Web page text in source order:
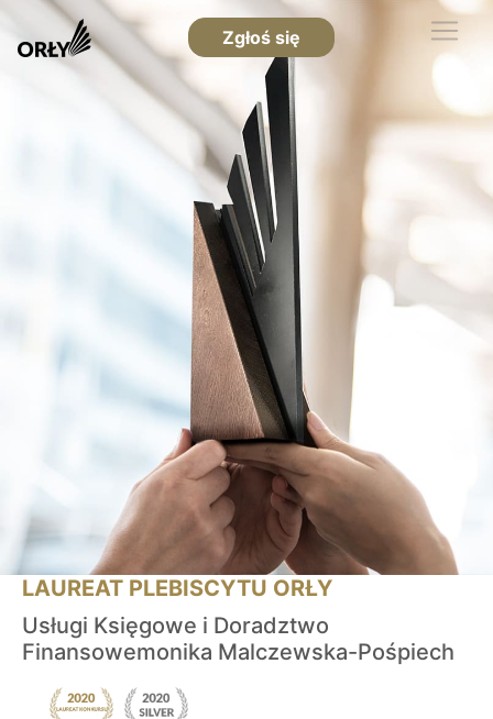
Zgłoś się
LAUREAT PLEBISCYTU ORŁY
Usługi Księgowe i Doradztwo
Finansowemonika Malczewska-Pośpiech